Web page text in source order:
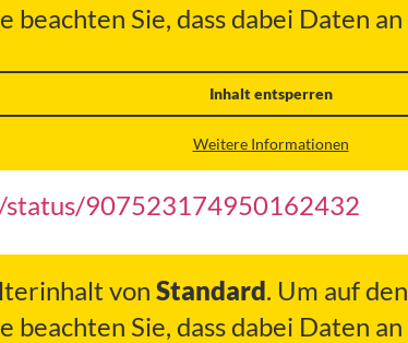
beachten Sie, dass dabei Daten
Inhalt entsperren
Weitere Informationen
907523174950162432
von Standard. Um auf
beachten Sie, dass dabei Daten